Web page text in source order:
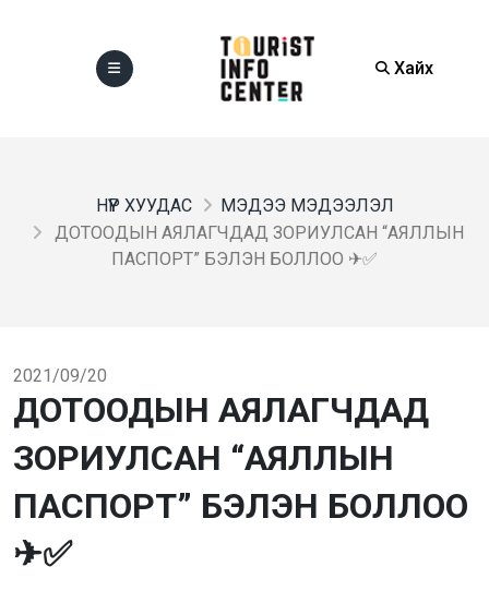
Хайх
НҮҮР ХУУДАС
МЭДЭЭ МЭДЭЭЛЭЛ
ДОТООДЫН АЯЛАГЧДАД ЗОРИУЛСАН “АЯЛЛЫН
ПАСПОРТ” БЭЛЭН БОЛЛОО ✈✅
2021/09/20
ДОТООДЫН АЯЛАГЧДАД
ЗОРИУЛСАН “АЯЛЛЫН
ПАСПОРТ” БЭЛЭН БОЛЛОО
✈✅